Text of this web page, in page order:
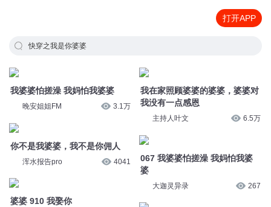
打开APP
快穿之我是你婆婆
我婆婆怕搓澡 我妈怕我婆婆
晚安姐姐FM 3.1万
你不是我婆婆，我不是你佣人
浑水报告pro 4041
婆婆 910 我娶你
我在家照顾婆婆的婆婆，婆婆对
我没有一点感恩
主持人叶文 6.5万
067 我婆婆怕搓澡 我妈怕我婆
婆
大迦灵异录 267